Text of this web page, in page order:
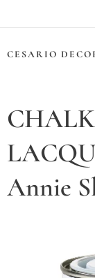
CESARIO
Annie